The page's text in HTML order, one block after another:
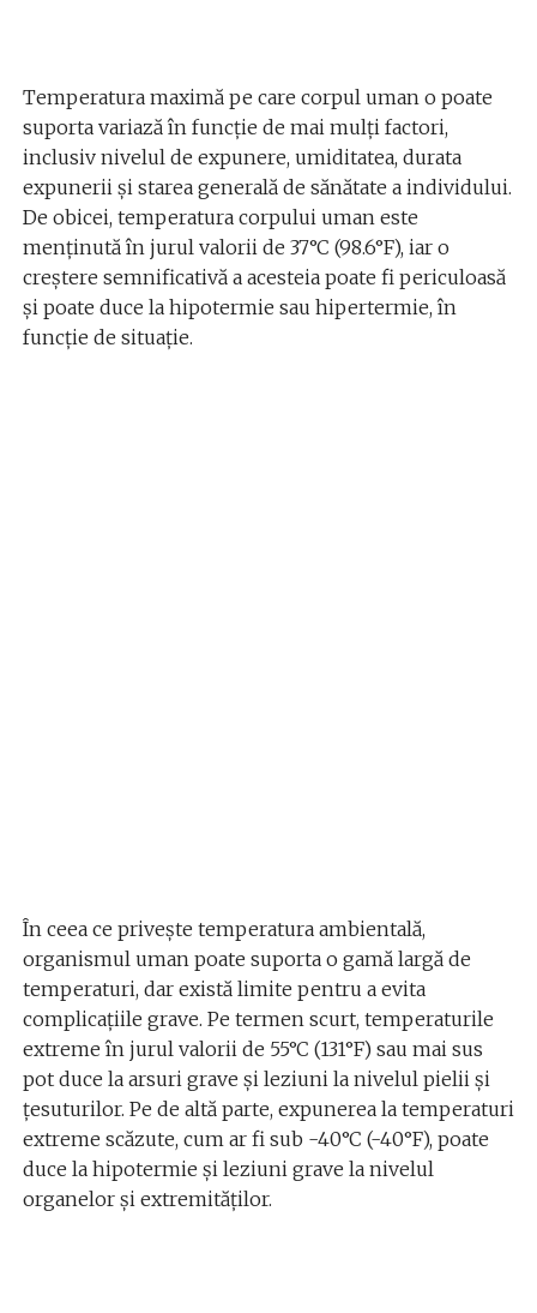
Temperatura maximă pe care corpul uman o poate
suporta variază în funcție de mai mulți factori,
inclusiv nivelul de expunere, umiditatea, durata
expunerii și starea generală de sănătate a individului.
De obicei, temperatura corpului uman este
menținută în jurul valorii de 37°C (98.6°F), iar o
creștere semnificativă a acesteia poate fi periculoasă
și poate duce la hipotermie sau hipertermie, în
funcție de situație.
În ceea ce privește temperatura ambientală,
organismul uman poate suporta o gamă largă de
temperaturi, dar există limite pentru a evita
complicațiile grave. Pe termen scurt, temperaturile
extreme în jurul valorii de 55°C (131°F) sau mai sus
pot duce la arsuri grave și leziuni la nivelul pielii și
țesuturilor. Pe de altă parte, expunerea la temperaturi
extreme scăzute, cum ar fi sub -40°C (-40°F), poate
duce la hipotermie și leziuni grave la nivelul
organelor și extremităților.